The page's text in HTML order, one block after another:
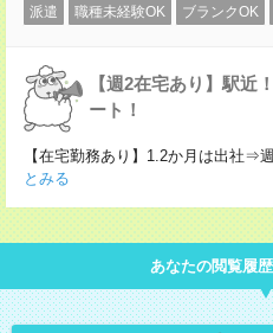
派遣 職種未経験OK ブランクOK
【週2在宅あり】駅近
ート！
【在宅勤務あり】1.2か月は出社⇒
とみる
あなたの閲覧履